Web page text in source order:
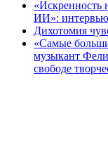
«Искренность
ИИ»:
Дихотомия
«Самые
музыкант
свободе